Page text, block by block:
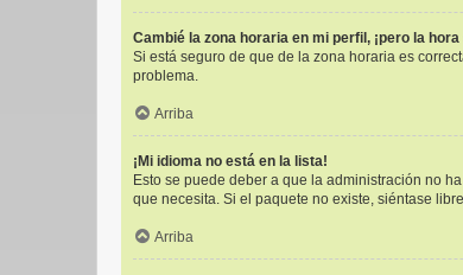
Cambié la zona horaria en mi perfil, ¡pero la
Si está seguro de que de la zona horaria es
problema.
Arriba
¡Mi idioma no está en la lista!
Esto se puede deber a que la administración no
que necesita. Si el paquete no existe, siéntase
Arriba